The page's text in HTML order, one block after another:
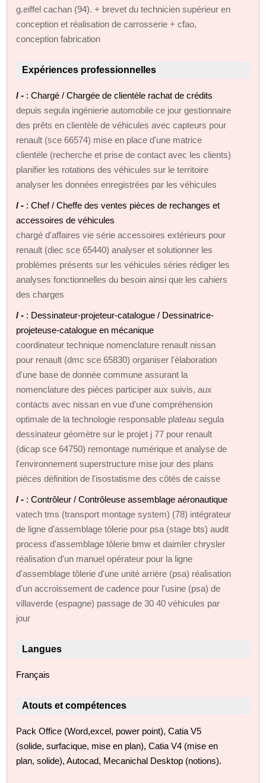
g.eiffel cachan (94). + brevet du technicien supérieur en
conception et réalisation de carrosserie + cfao,
conception fabrication
Expériences professionnelles
/ - : Chargé / Chargée de clientèle rachat de crédits
depuis segula ingénierie automobile ce jour gestionnaire
des prêts en clientèle de véhicules avec capteurs pour
renault (sce 66574) mise en place d'une matrice
clientèle (recherche et prise de contact avec les clients)
planifier les rotations des véhicules sur le territoire
analyser les données enregistrées par les véhicules
/ - : Chef / Cheffe des ventes pièces de rechanges et
accessoires de véhicules
chargé d'affaires vie série accessoires extérieurs pour
renault (diec sce 65440) analyser et solutionner les
problèmes présents sur les véhicules séries rédiger les
analyses fonctionnelles du besoin ainsi que les cahiers
des charges
/ - : Dessinateur-projeteur-catalogue / Dessinatrice-
projeteuse-catalogue en mécanique
coordinateur technique nomenclature renault nissan
pour renault (dmc sce 65830) organiser l'élaboration
d'une base de donnée commune assurant la
nomenclature des pièces participer aux suivis, aux
contacts avec nissan en vue d'une compréhension
optimale de la technologie responsable plateau segula
dessinateur géomètre sur le projet j 77 pour renault
(dicap sce 64750) remontage numérique et analyse de
l'environnement superstructure mise jour des plans
pièces définition de l'isostatisme des côtés de caisse
/ - : Contrôleur / Contrôleuse assemblage aéronautique
vatech tms (transport montage system) (78) intégrateur
de ligne d'assemblage tôlerie pour psa (stage bts) audit
process d'assemblage tôlerie bmw et daimler chrysler
réalisation d'un manuel opérateur pour la ligne
d'assemblage tôlerie d'une unité arrière (psa) réalisation
d'un accroissement de cadence pour l'usine (psa) de
villaverde (espagne) passage de 30 40 véhicules par
jour
Langues
Français
Atouts et compétences
Pack Office (Word,excel, power point), Catia V5
(solide, surfacique, mise en plan), Catia V4 (mise en
plan, solide), Autocad, Mecanichal Desktop (notions).